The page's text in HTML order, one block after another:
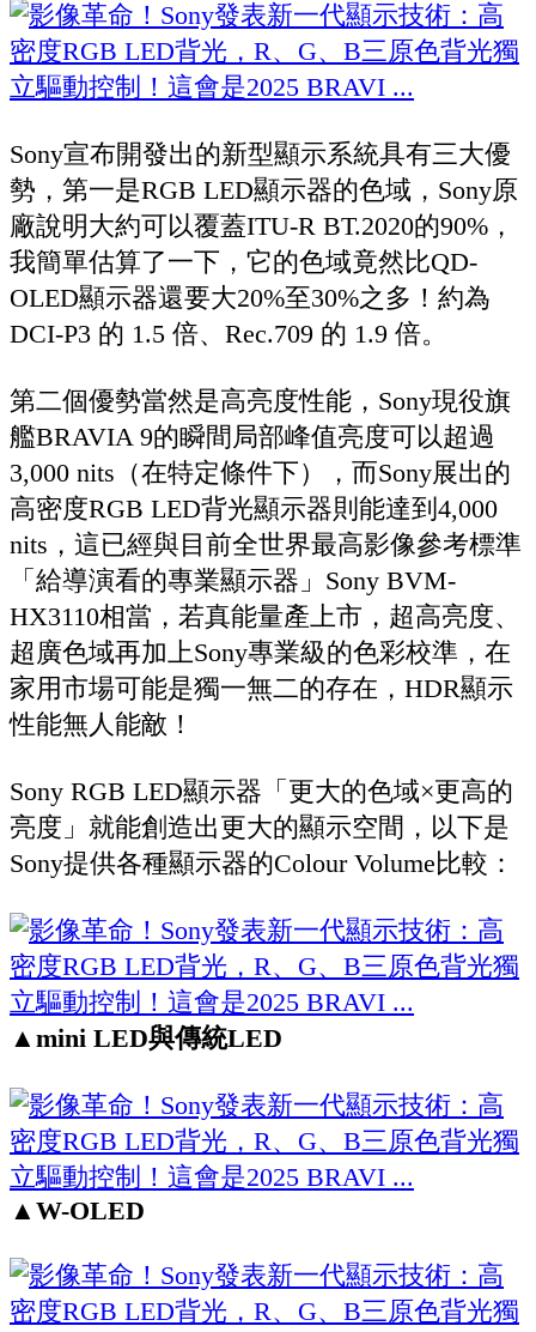
Sony宣布開發出的新型顯示系統具有三大優
勢，第一是RGB LED顯示器的色域，Sony原
廠說明大約可以覆蓋ITU-R BT.2020的90%，
我簡單估算了一下，它的色域竟然比QD-
OLED顯示器還要大20%至30%之多！約為
DCI-P3 的 1.5 倍、Rec.709 的 1.9 倍。
第二個優勢當然是高亮度性能，Sony現役旗
艦BRAVIA 9的瞬間局部峰值亮度可以超過
3,000 nits（在特定條件下），而Sony展出的
高密度RGB LED背光顯示器則能達到4,000
nits，這已經與目前全世界最高影像參考標準
「給導演看的專業顯示器」Sony BVM-
HX3110相當，若真能量產上市，超高亮度、
超廣色域再加上Sony專業級的色彩校準，在
家用市場可能是獨一無二的存在，HDR顯示
性能無人能敵！
Sony RGB LED顯示器「更大的色域×更高的
亮度」就能創造出更大的顯示空間，以下是
Sony提供各種顯示器的Colour Volume比較：
▲ mini LED與傳統LED
▲W-OLED